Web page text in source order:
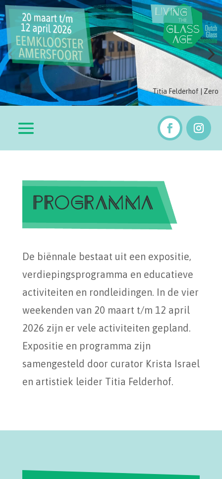
Titia Felderhof | Zero
PROGRAMMA
De biënnale bestaat uit een expositie,
verdiepingsprogramma en educatieve
activiteiten en rondleidingen. In de vier
weekenden van 20 maart t/m 12 april
2026 zijn er vele activiteiten gepland.
Expositie en programma zijn
samengesteld door curator Krista Israel
en artistiek leider Titia Felderhof.